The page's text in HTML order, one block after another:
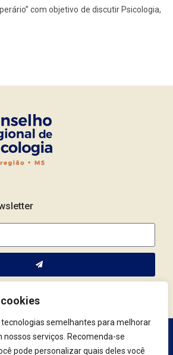
semelhantes para melhorar
nossos serviços. Recomenda-se
pode personalizar quais deles você
com objetivo de discutir Psicologia,
Costa, 2044 | Cep.: 79.004-311 | Campo